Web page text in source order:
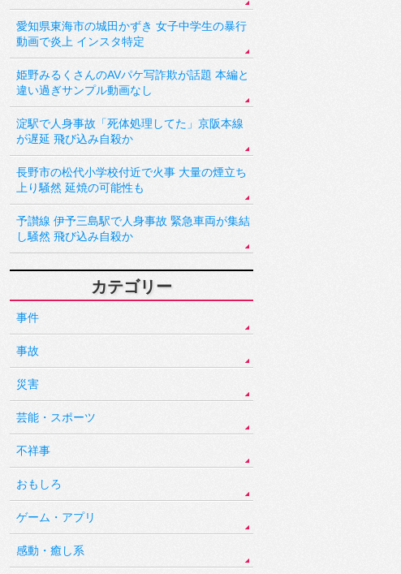
愛知県東海市の城田かずき 女子中学生の暴行
動画で炎上 インスタ特定
姫野みるくさんのAVパケ写詐欺が話題 本編と
違い過ぎサンプル動画なし
淀駅で人身事故「死体処理してた」京阪本線
が遅延 飛び込み自殺か
長野市の松代小学校付近で火事 大量の煙立ち
上り騒然 延焼の可能性も
予讃線 伊予三島駅で人身事故 緊急車両が集結
し騒然 飛び込み自殺か
カテゴリー
事件
事故
災害
芸能・スポーツ
不祥事
おもしろ
ゲーム・アプリ
感動・癒し系